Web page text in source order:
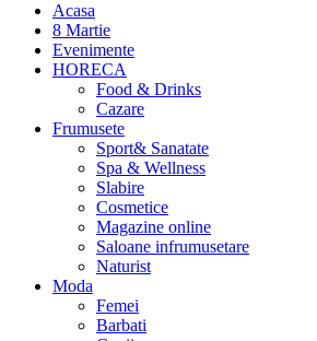
Acasa
8 Martie
Evenimente
HORECA
Food & Drinks
Cazare
Frumusete
Sport& Sanatate
Spa & Wellness
Slabire
Cosmetice
Magazine online
Saloane infrumusetare
Naturist
Moda
Femei
Barbati